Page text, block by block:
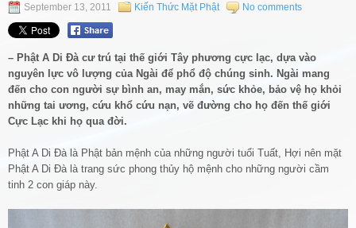
September 13, 2011 Kiến Thức Mặt Phật No comments
– Phật A Di Đà cư trú tại thế giới Tây phương cực lạc, dựa vào
nguyên lực vô lượng của Ngài để phổ độ chúng sinh. Ngài mang
đến cho con người sự bình an, may mắn, sức khỏe, bảo vệ họ khỏi
những tai ương, cứu khổ cứu nạn, vẽ đường cho họ đến thế giới
Cực Lạc khi họ qua đời.
Phật A Di Đà là Phật bản mệnh của những người tuổi Tuất, Hợi nên mặt
Phật A Di Đà là trang sức phong thủy hộ mệnh cho những người cầm
tinh 2 con giáp này.